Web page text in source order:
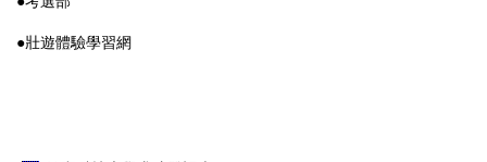
●壯遊體驗學習網